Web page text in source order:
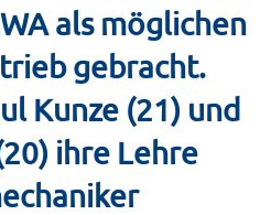
als möglichen
gebracht.
Kunze (21) und
ihre Lehre